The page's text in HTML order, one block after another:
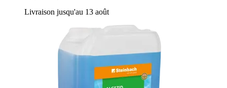
Livraison jusqu'au 13 août